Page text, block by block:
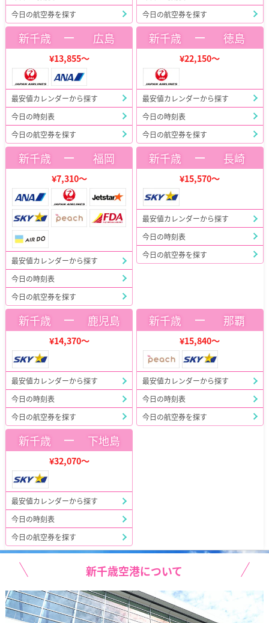
今日の航空券を探す
今日の航空券を探す
新千歳 ー 広島
¥13,855～
最安値カレンダーから探す
今日の時刻表
今日の航空券を探す
新千歳 ー 徳島
¥22,150～
最安値カレンダーから探す
今日の時刻表
今日の航空券を探す
新千歳 ー 福岡
¥7,310～
最安値カレンダーから探す
今日の時刻表
今日の航空券を探す
新千歳 ー 長崎
¥15,570～
最安値カレンダーから探す
今日の時刻表
今日の航空券を探す
新千歳 ー 鹿児島
¥14,370～
最安値カレンダーから探す
今日の時刻表
今日の航空券を探す
新千歳 ー 那覇
¥15,840～
最安値カレンダーから探す
今日の時刻表
今日の航空券を探す
新千歳 ー 下地島
¥32,070～
最安値カレンダーから探す
今日の時刻表
今日の航空券を探す
新千歳空港について